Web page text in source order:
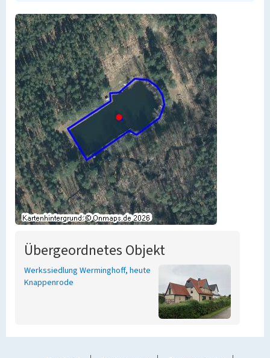
Übergeordnetes Objekt
Werkssiedlung Werminghoff, heute
Knappenrode